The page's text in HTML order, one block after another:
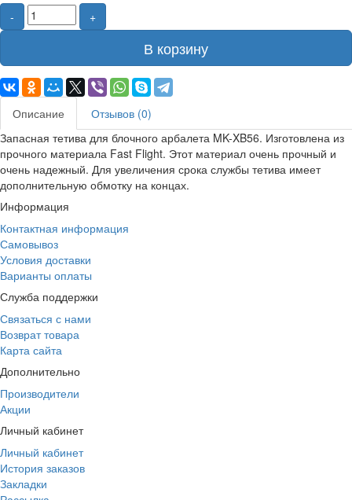
-
+
В корзину
Описание
Отзывов (0)
Запасная тетива для блочного арбалета MK-XB56. Изготовлена из
прочного материала Fast Flight. Этот материал очень прочный и
очень надежный. Для увеличения срока службы тетива имеет
дополнительную обмотку на концах.
Информация
Контактная информация
Самовывоз
Условия доставки
Варианты оплаты
Служба поддержки
Связаться с нами
Возврат товара
Карта сайта
Дополнительно
Производители
Акции
Личный кабинет
Личный кабинет
История заказов
Закладки